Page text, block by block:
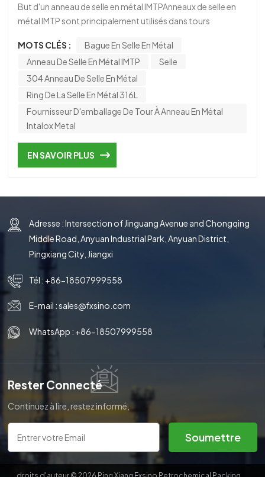
But d'un anneau de selle en métal IMTPAnneaux de selle en
métal IMTP sont principalement utilisés dans tours
des composants spécifiques des flux de gaz (par exemple,
co₂, H₂s, élimination de So₂ dans la désulfuration des gaz de
combustion).DistillationSéparer les mélanges liquides en
fonction de leurs points d'ébullition (par exemple, dans
l'industrie pétrochimique).DécapageÉlimination des
composants volatils des liquides (par exemple, décapage
polluants tels que les COV (composés organiques volatils)
ou l'ammoniac de l'eau.
MOTS CLÉS :
Bague En Selle En Métal
Anneau De Selle En Métal IMTP
Selle
304 Anneau De Selle En Métal
Ring De La Selle En Métal 316L
Fournisseur D'emballage De Tour À Anneau En Métal
Intalox Metal
EN SAVOIR PLUS
Adresse : Intersection of Jinguang Avenue and Chongqing
Middle Road, Anyuan Industrial Park, Anyuan District,
Pingxiang City, Jiangxi
Tél : +86-18507999558
E-mail :sales@fxsino.com
WhatsApp : +86-18507999558
Rester Connecté
Continuez à lire, restez informé,
abonnez-vous et nous vous
invitons à nous dire ce que vous
en pensez.
Soumettre